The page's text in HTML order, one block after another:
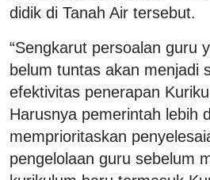
didik di Tanah Air tersebut.
“Sengkarut persoalan guru
belum tuntas akan menjadi
efektivitas penerapan
Harusnya pemerintah lebih
memprioritaskan
pengelolaan guru sebelum